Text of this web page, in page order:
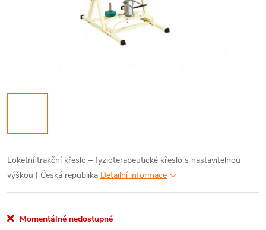
Loketní trakční křeslo – fyzioterapeutické křeslo s nastavitelnou
výškou | Česká republika Detailní informace
Momentálně nedostupné